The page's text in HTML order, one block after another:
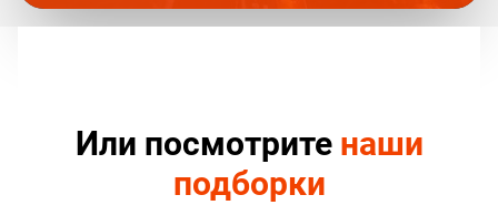
Или посмотрите наши
подборки